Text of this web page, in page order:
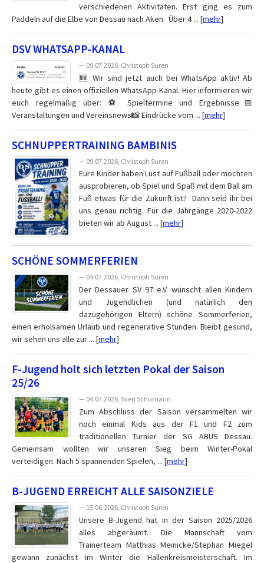
verschiedenen Aktivitäten. Erst ging es zum
Paddeln auf die Elbe von Dessau nach Aken. Über 4 ... [mehr]
DSV WHATSAPP-KANAL
— 09.07.2026, Christoph Suren
🆕 Wir sind jetzt auch bei WhatsApp aktiv! Ab
heute gibt es einen offiziellen WhatsApp-Kanal. Hier informieren wir
euch regelmäßig über: ⚽ Spieltermine und Ergebnisse📅
Veranstaltungen und Vereinsnews📸 Eindrücke vom ... [mehr]
SCHNUPPERTRAINING BAMBINIS
— 09.07.2026, Christoph Suren
Eure Kinder haben Lust auf Fußball oder möchten
ausprobieren, ob Spiel und Spaß mit dem Ball am
Fuß etwas für die Zukunft ist? Dann seid ihr bei
uns genau richtig. Für die Jahrgänge 2020-2022
bieten wir ab August ... [mehr]
SCHÖNE SOMMERFERIEN
— 04.07.2026, Christoph Suren
Der Dessauer SV 97 e.V. wünscht allen Kindern
und Jugendlichen (und natürlich den
dazugehörigen Eltern) schöne Sommerferien,
einen erholsamen Urlaub und regenerative Stunden. Bleibt gesund,
wir sehen uns alle zur ... [mehr]
F-Jugend holt sich letzten Pokal der Saison
25/26
— 04.07.2026, Sven Schumann
Zum Abschluss der Saison versammelten wir
noch einmal Kids aus der F1 und F2 zum
traditionellen Turnier der SG ABUS Dessau.
Gemeinsam wollten wir unseren Sieg beim Winter-Pokal
verteidigen. Nach 5 spannenden Spielen, ... [mehr]
B-JUGEND ERREICHT ALLE SAISONZIELE
— 15.06.2026, Christoph Suren
Unsere B-Jugend hat in der Saison 2025/2026
alles abgeräumt. Die Mannschaft vom
Trainerteam Matthias Meinicke/Stephan Miegel
gewann zunächst im Winter die Hallenkreismeisterschaft. Im